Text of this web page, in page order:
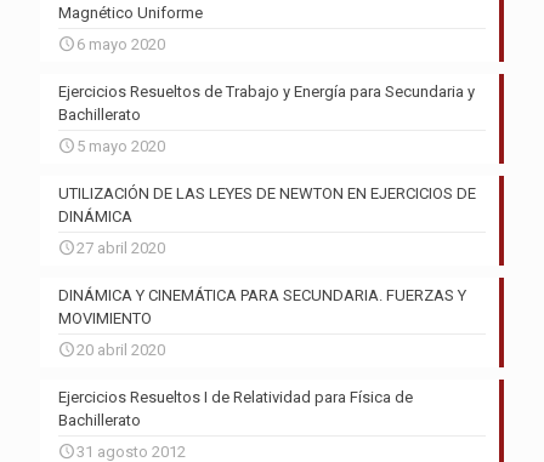
Magnético Uniforme
6 mayo 2020
Ejercicios Resueltos de Trabajo y Energía para Secundaria y
Bachillerato
5 mayo 2020
UTILIZACIÓN DE LAS LEYES DE NEWTON EN EJERCICIOS DE
DINÁMICA
27 abril 2020
DINÁMICA Y CINEMÁTICA PARA SECUNDARIA. FUERZAS Y
MOVIMIENTO
20 abril 2020
Ejercicios Resueltos I de Relatividad para Física de
Bachillerato
31 agosto 2012